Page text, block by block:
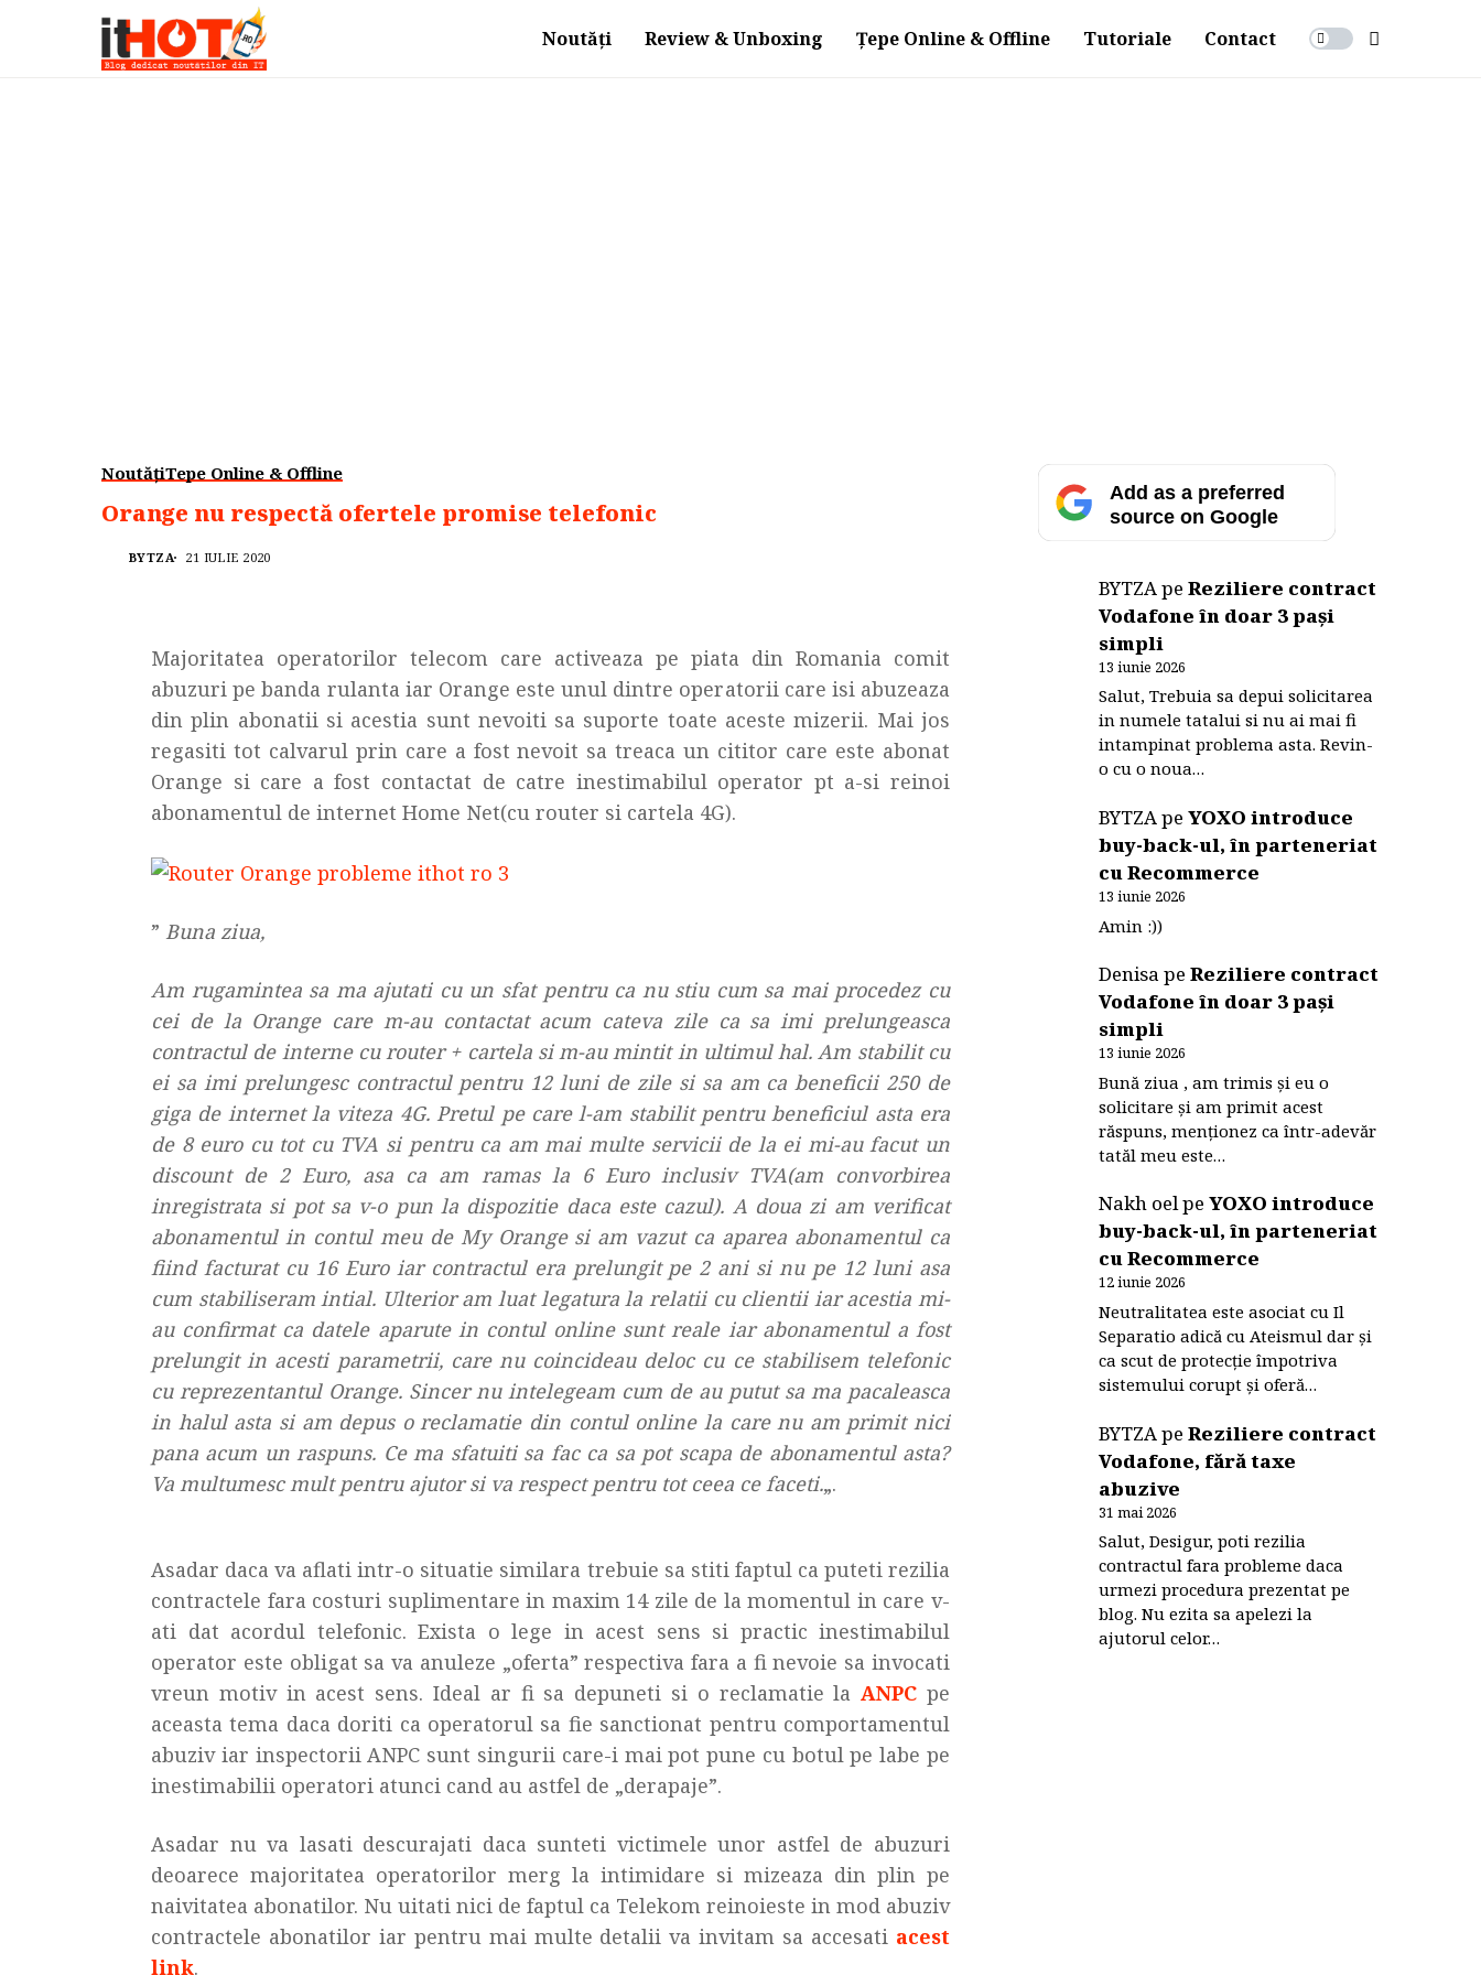
Noutăți Review & Unboxing Țepe Online & Offline Tutoriale Contact
NoutățiTepe Online & Offline
Orange nu respectă ofertele promise telefonic
BYTZA 21 IULIE 2020
Majoritatea operatorilor telecom care activeaza pe piata din Romania comit
abuzuri pe banda rulanta iar Orange este unul dintre operatorii care isi abuzeaza
din plin abonatii si acestia sunt nevoiti sa suporte toate aceste mizerii. Mai jos
regasiti tot calvarul prin care a fost nevoit sa treaca un cititor care este abonat
Orange si care a fost contactat de catre inestimabilul operator pt a-si reinoi
abonamentul de internet Home Net(cu router si cartela 4G).
” Buna ziua,
Am rugamintea sa ma ajutati cu un sfat pentru ca nu stiu cum sa mai procedez cu
cei de la Orange care m-au contactat acum cateva zile ca sa imi prelungeasca
contractul de interne cu router + cartela si m-au mintit in ultimul hal. Am stabilit cu
ei sa imi prelungesc contractul pentru 12 luni de zile si sa am ca beneficii 250 de
giga de internet la viteza 4G. Pretul pe care l-am stabilit pentru beneficiul asta era
de 8 euro cu tot cu TVA si pentru ca am mai multe servicii de la ei mi-au facut un
discount de 2 Euro, asa ca am ramas la 6 Euro inclusiv TVA(am convorbirea
inregistrata si pot sa v-o pun la dispozitie daca este cazul). A doua zi am verificat
abonamentul in contul meu de My Orange si am vazut ca aparea abonamentul ca
fiind facturat cu 16 Euro iar contractul era prelungit pe 2 ani si nu pe 12 luni asa
cum stabiliseram intial. Ulterior am luat legatura la relatii cu clientii iar acestia mi-
au confirmat ca datele aparute in contul online sunt reale iar abonamentul a fost
prelungit in acesti parametrii, care nu coincideau deloc cu ce stabilisem telefonic
cu reprezentantul Orange. Sincer nu intelegeam cum de au putut sa ma pacaleasca
in halul asta si am depus o reclamatie din contul online la care nu am primit nici
pana acum un raspuns. Ce ma sfatuiti sa fac ca sa pot scapa de abonamentul asta?
Va multumesc mult pentru ajutor si va respect pentru tot ceea ce faceti.„.
Asadar daca va aflati intr-o situatie similara trebuie sa stiti faptul ca puteti rezilia
contractele fara costuri suplimentare in maxim 14 zile de la momentul in care v-
ati dat acordul telefonic. Exista o lege in acest sens si practic inestimabilul
operator este obligat sa va anuleze „oferta” respectiva fara a fi nevoie sa invocati
vreun motiv in acest sens. Ideal ar fi sa depuneti si o reclamatie laANPC pe
aceasta tema daca doriti ca operatorul sa fie sanctionat pentru comportamentul
abuziv iar inspectorii ANPC sunt singurii care-i mai pot pune cu botul pe labe pe
inestimabilii operatori atunci cand au astfel de „derapaje”.
Asadar nu va lasati descurajati daca sunteti victimele unor astfel de abuzuri
deoarece majoritatea operatorilor merg la intimidare si mizeaza din plin pe
naivitatea abonatilor. Nu uitati nici de faptul ca Telekom reinoieste in mod abuziv
contractele abonatilor iar pentru mai multe detalii va invitam sa accesati acest
link.
Add as a preferred
source on Google
BYTZApeReziliere contract
Vodafone în doar 3 pași
simpli
13 iunie 2026
Salut, Trebuia sa depui solicitarea
in numele tatalui si nu ai mai fi
intampinat problema asta. Revin-
o cu o noua…
BYTZApeYOXO introduce
buy-back-ul, în parteneriat
cu Recommerce
13 iunie 2026
Amin :))
DenisapeReziliere contract
Vodafone în doar 3 pași
simpli
13 iunie 2026
Bună ziua , am trimis și eu o
solicitare și am primit acest
răspuns, menționez ca într-adevăr
tatăl meu este…
Nakh oelpeYOXO introduce
buy-back-ul, în parteneriat
cu Recommerce
12 iunie 2026
Neutralitatea este asociat cu Il
Separatio adică cu Ateismul dar și
ca scut de protecție împotriva
sistemului corupt și oferă…
BYTZApeReziliere contract
Vodafone, fără taxe
abuzive
31 mai 2026
Salut, Desigur, poti rezilia
contractul fara probleme daca
urmezi procedura prezentat pe
blog. Nu ezita sa apelezi la
ajutorul celor…